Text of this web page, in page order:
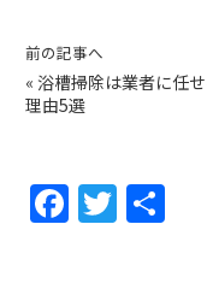
前の記事へ
« 浴槽掃除は業者に任
理由5選
F
a
T
w